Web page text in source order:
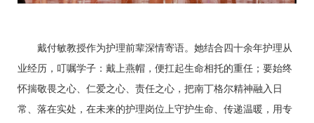
戴付敏教授作为护理前辈深情寄语。她结合四十余年护理从
业经历，叮嘱学子：戴上燕帽，便扛起生命相托的重任；要始终
怀揣敬畏之心、仁爱之心、责任之心，把南丁格尔精神融入日
常、落在实处，在未来的护理岗位上守护生命、传递温暖，用专